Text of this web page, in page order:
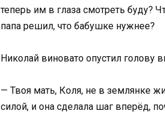
теперь им в глаза смотреть буду?
папа решил, что бабушке нужнее?
Николай виновато опустил голову
— Твоя мать, Коля, не в землянке
силой, и она сделала шаг вперёд,